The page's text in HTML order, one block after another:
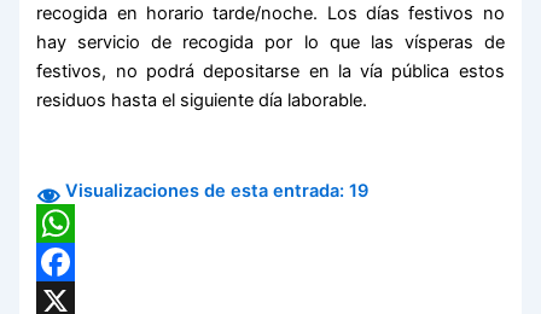
recogida en horario tarde/noche. Los días festivos no
hay servicio de recogida por lo que las vísperas de
festivos, no podrá depositarse en la vía pública estos
residuos hasta el siguiente día laborable.
Visualizaciones de esta entrada: 19
WhatsApp
Facebook